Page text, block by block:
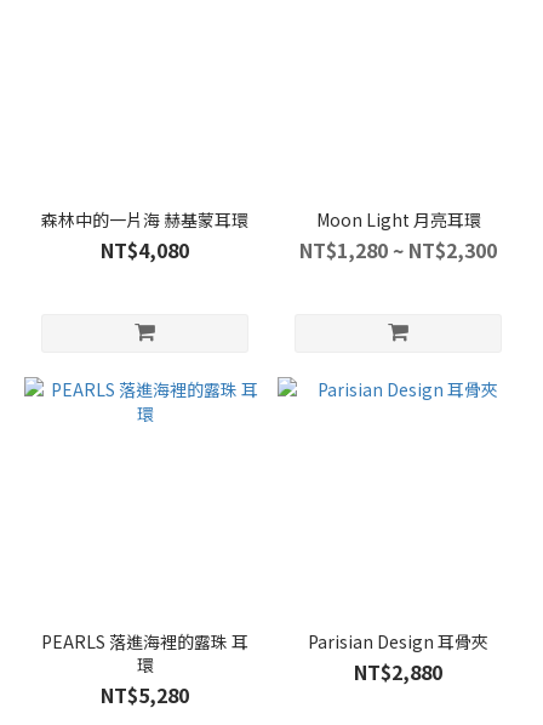
森林中的一片海 赫基蒙耳環
NT$4,080
Moon Light 月亮耳環
NT$1,280 ~ NT$2,300
PEARLS 落進海裡的露珠 耳
環
NT$5,280
Parisian Design 耳骨夾
NT$2,880